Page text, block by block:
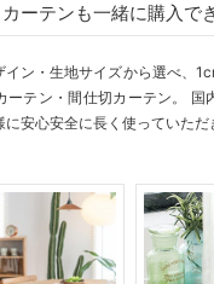
カーテンも一緒に購入で
イン・生地サイズから選べ、
ーテン・間仕切カーテン。 国
安心安全に長く使っていた